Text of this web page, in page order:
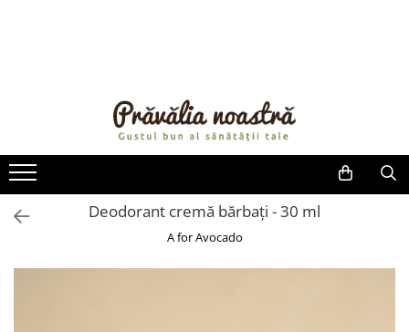
ULEIURI ȘI UNTURI
MĂSLINE
NUCI ȘI SEMINȚE
FRUCTE DESHIDRATATE
FRUCTE LA CONSERVĂ
Deodorant cremă bărbați - 30 ml
A for Avocado